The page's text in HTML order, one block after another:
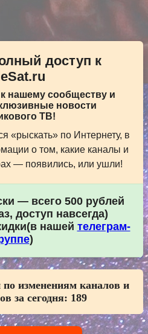
доступ к
нашему сообществу и
новости
ТВ!
«рыскать» по Интернету, в
о том, какие каналы и
— появились, или ушли!
— всего 500 рублей
доступ навсегда)
нашей телеграм-
)
по изменениям каналов и
за сегодня: 189